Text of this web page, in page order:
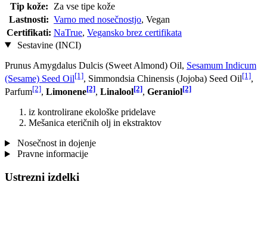
Tip kože:
Za vse tipe kože
Lastnosti: Varno med nosečnostjo, Vegan
Certifikati: NaTrue, Vegansko brez certifikata
Sestavine (INCI)
Prunus Amygdalus Dulcis (Sweet Almond) Oil, Sesamum Indicum
(Sesame) Seed Oil[1], Simmondsia Chinensis (Jojoba) Seed Oil[1],
Parfum[2], Limonene[2], Linalool[2], Geraniol[2]
iz kontrolirane ekološke pridelave
Mešanica eteričnih olj in ekstraktov
Nosečnost in dojenje
Pravne informacije
Ustrezni izdelki